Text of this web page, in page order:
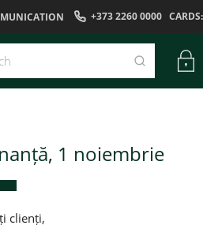
+373 2260 0000 CARDS:
1 noiembrie
clienți,